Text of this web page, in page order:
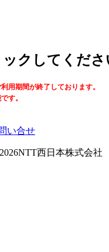
クしてくださ
用期間が終了しております。
す。
い合せ
西日本株式会社